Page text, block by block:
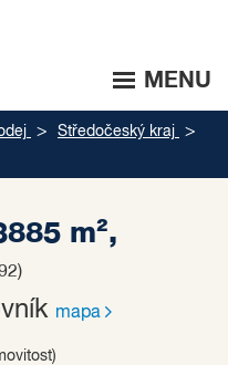
MENU
Středočeský kraj
m²,
mapa